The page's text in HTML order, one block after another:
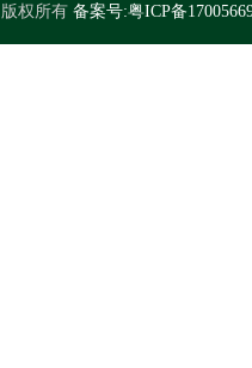
权所有 备案号:粤ICP备